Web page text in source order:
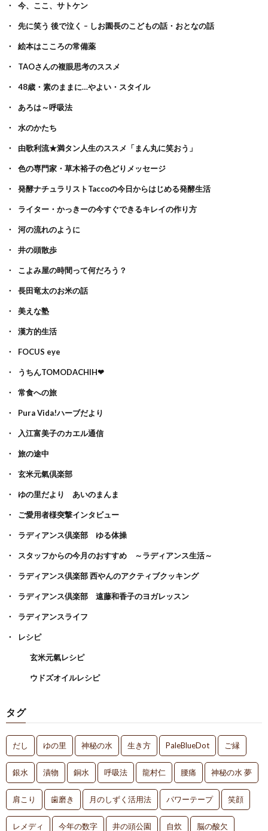
今、ここ、サトケン
先に笑う 後で泣く – しお園長のこどもの話・おとなの話
絵本はこころの常備薬
TAOさんの複眼思考のススメ
48歳・素のままに…やよい・スタイル
あろは～呼吸法
水のかたち
由歌利流★満タン人生のススメ「まん丸に笑おう」
色の専門家・草木裕子の色どりメッセージ
発酵ナチュラリストTaccoの今日からはじめる発酵生活
ライター・かっきーの今すぐできるキレイの作り方
河の流れのように
井の頭散歩
こよみ屋の時間って何だろう？
長田竜太のお米の話
美えな塾
漢方的生活
FOCUS eye
うちんTOMODACHIH❤
常食への旅
Pura Vida!ハーブだより
入江富美子のカエル通信
旅の途中
玄米元氣倶楽部
ゆの里だより あいのまんま
ご愛用者様突撃インタビュー
ラディアンス倶楽部 ゆる体操
スタッフからの今月のおすすめ ～ラディアンス生活～
ラディアンス倶楽部 西やんのアクティブクッキング
ラディアンス倶楽部 遠藤和香子のヨガレッスン
ラディアンスライフ
レシピ
玄米元氣レシピ
ウドズオイルレシピ
タグ
だし ゆの里 神秘の水 生き方 PaleBlueDot ご縁
銀水 漬物 銅水 呼吸法 龍村仁 腰痛 神秘の水 夢
肩こり 歯磨き 月のしずく活用法 パワーテープ 笑顔
レメディ 今年の数字 井の頭公園 自炊 脳の酸欠